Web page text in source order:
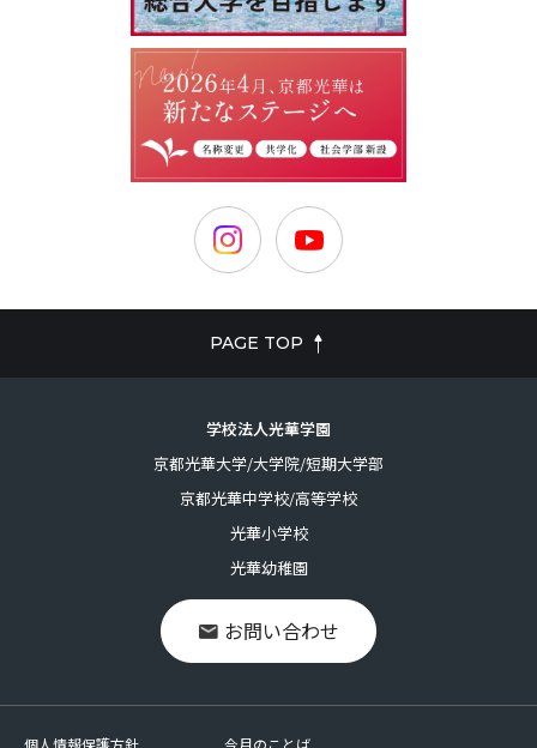
PAGE TOP
学校法人光華学園
京都光華大学/大学院/短期大学部
京都光華中学校/高等学校
光華小学校
光華幼稚園
お問い合わせ